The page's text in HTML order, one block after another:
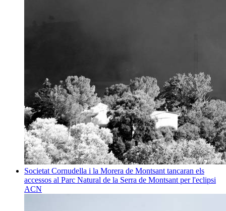
Societat Cornudella i la Morera de Montsant tancaran els
accessos al Parc Natural de la Serra de Montsant per l'eclipsi
ACN